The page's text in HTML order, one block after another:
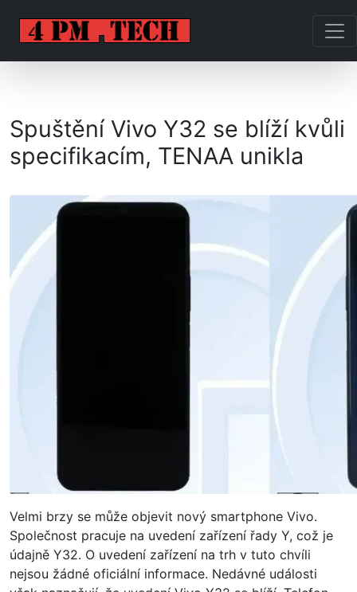
Spuštění Vivo Y32 se blíží kvůli
specifikacím, TENAA unikla
Velmi brzy se může objevit nový smartphone Vivo.
Společnost pracuje na uvedení zařízení řady Y, což je
údajně Y32. O uvedení zařízení na trh v tuto chvíli
nejsou žádné oficiální informace. Nedávné události